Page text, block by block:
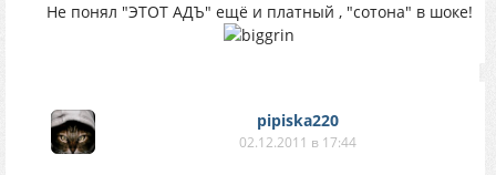
Не понял "ЭТОТ АДЪ" ещё и платный , "сотона" в шоке!
pipiska220
02.12.2011 в 17:44